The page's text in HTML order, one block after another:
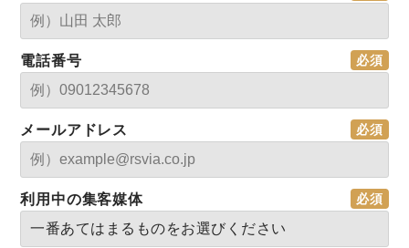
電話番号
メールアドレス
利用中の集客媒体